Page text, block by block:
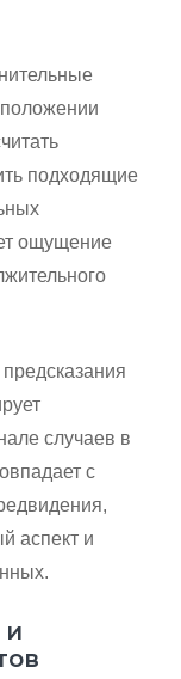
подходящие
ощущение
случаев в
с
аспект и
и